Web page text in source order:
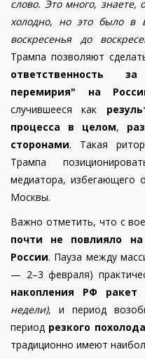
слово. Это много, знаете,
холодно, но это было в
воскресенья до
Трампа позволяют
ответственность
перемирия" на
случившееся как
процесса в целом,
сторонами. Такая
Трампа
медиатора, избегающего
Москвы.
Важно отметить, что с
почти не повлияло
России. Пауза между
— 2–3 февраля)
накопления РФ
недели), и период
период резкого
традиционно имеют